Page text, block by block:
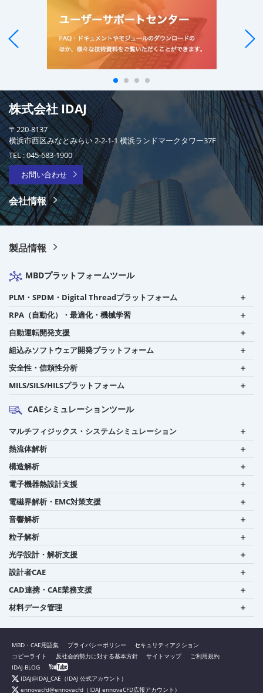
株式会社 IDAJ
〒220-8137
横浜市西区みなとみらい 2-2-1-1 横浜ランドマークタワー37F
TEL :045-683-1900
お問い合わせ
会社情報
製品情報
MBDプラットフォームツール
PLM・SPDM・Digital Threadプラットフォーム
RPA（自動化）・最適化・機械学習
自動運転開発支援
組込みソフトウェア開発プラットフォーム
安全性・信頼性分析
MILS/SILS/HILSプラットフォーム
CAEシミュレーションツール
マルチフィジックス・システムシミュレーション
熱流体解析
構造解析
電子機器熱設計支援
電磁界解析・EMC対策支援
音響解析
粒子解析
光学設計・解析支援
設計者CAE
CAD連携・CAE業務支援
材料データ管理
MBD・CAE用語集 プライバシーポリシー
セキュリティアクション
コピーライト
反社会的勢力に対する基本方針 サイトマップ
ご利用規約
IDAJ-BLOG
IDAJ@IDAJ_CAE （IDAJ 公式アカウント）
ennovacfd@ennovacfd （IDAJ ennovaCFD広報アカウント）